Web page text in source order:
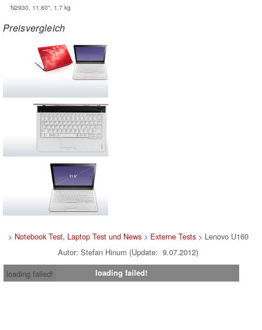
N2930, 11.60", 1.7 kg
Preisvergleich
> Notebook Test, Laptop Test und News> Externe Tests> Lenovo U160
Autor: Stefan Hinum (Update: 9.07.2012)
loading failed!
loading failed!